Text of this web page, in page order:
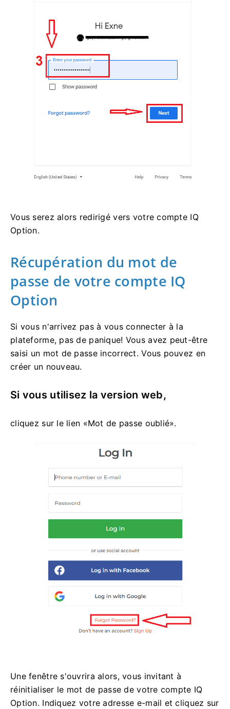
Vous serez alors redirigé vers votre compte IQ
Option.
Récupération du mot de
passe de votre compte IQ
Option
Si vous n'arrivez pas à vous connecter à la
plateforme, pas de panique! Vous avez peut-être
saisi un mot de passe incorrect. Vous pouvez en
créer un nouveau.
Si vous utilisez la version web,
cliquez sur le lien «Mot de passe oublié».
Une fenêtre s'ouvrira alors, vous invitant à
réinitialiser le mot de passe de votre compte IQ
Option. Indiquez votre adresse e-mail et cliquez sur